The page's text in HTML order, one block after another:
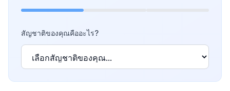
สัญชาติของคุณคืออะไร?